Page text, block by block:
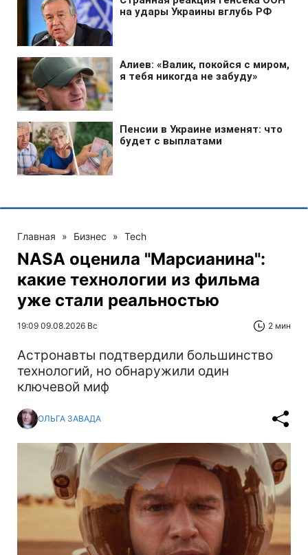
Главная » Бизнес » Tech
NASA оценила "Марсианина":
какие технологии из фильма
уже стали реальностью
19:09 09.08.2026 Вс 2 мин
Астронавты подтвердили большинство
технологий, но обнаружили один
ключевой миф
ОЛЬГА ЗАВАДА